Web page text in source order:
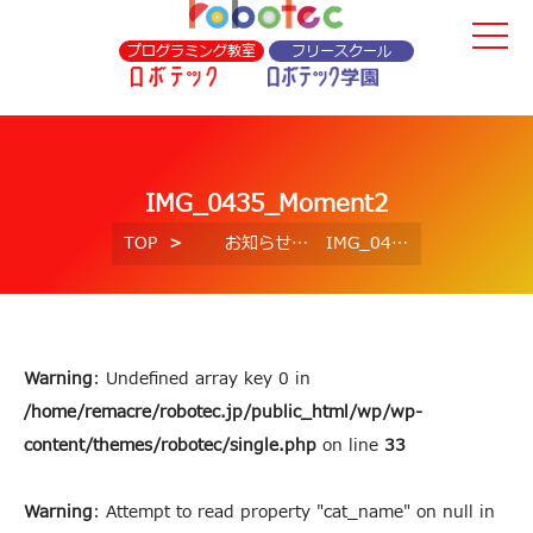
プログラミング教室 フリースクール
IMG_0435_Moment2
TOP お知らせ IMG_0435_Moment2
Warning: Undefined array key 0 in
/home/remacre/robotec.jp/public_html/wp/wp-
content/themes/robotec/single.php on line 33
Warning: Attempt to read property "cat_name" on null in